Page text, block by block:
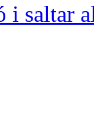
i saltar